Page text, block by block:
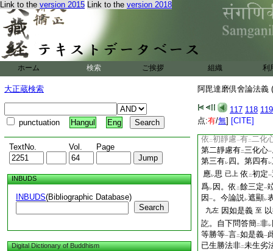
Link to the version 2015 Link to the version 2018
ホーム 検索 ご挨拶 組織 利
大正蔵検索
punctuation Hangul Eng
TextNo. Vol. Page
INBUDS
INBUDS(Bibliographic Database)
Search
Digital Dictionary of Buddhism
阿毘達磨倶舍論法義
117 118 119
点:有/無] [CITE]
思時即入 上二界無
大乘義章云。思惠
九右 以無故劣故
以二影顯一故
九左 欲界化心
曰。神境通果能變
十四 。謂依
依 二初靜慮一有二二化
第二靜慮有二三化心一
第三有レ四。第四有レ
應レ思 已上 依 二初定一
爲レ 因。依 二餘三定一
因 一。今論説レ遮顯レ
九左 因如是義 至
訖。自下問答簡二非レ
等勝等一言二如是義一
已生勝法非二未生劣